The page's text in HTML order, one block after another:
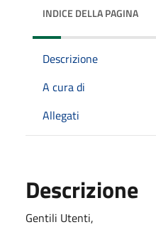
INDICE DELLA PAGINA
Descrizione
A cura di
Allegati
Descrizione
Gentili Utenti,